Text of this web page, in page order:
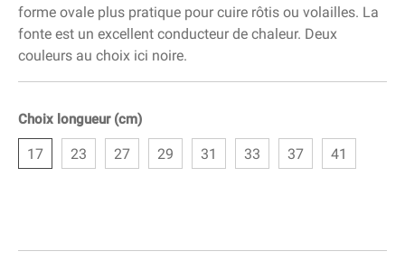
forme ovale plus pratique pour cuire rôtis ou volailles. La
fonte est un excellent conducteur de chaleur. Deux
couleurs au choix ici noire.
Choix longueur (cm)
17 23 27 29 31 33 37 41